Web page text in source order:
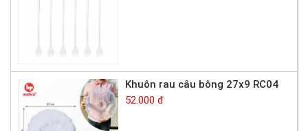
Khuôn rau câu bông 27x9 RC04
52.000 đ